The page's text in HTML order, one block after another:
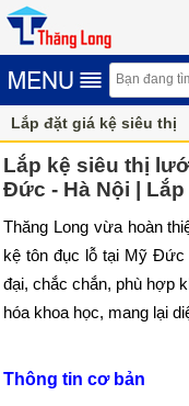
Lắp đặt giá kệ siêu thị
Lắp kệ siêu thị
Đức - Hà Nội |
Thăng Long vừa hoàn
kệ tôn đục lỗ tại Mỹ
đại, chắc chắn, phù hợp
hóa khoa học, mang lại
Thông tin cơ bản